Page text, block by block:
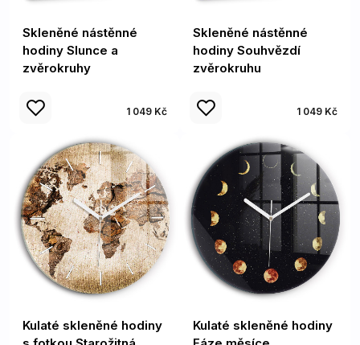
Skleněné nástěnné
hodiny Slunce a
zvěrokruhy
1 049 Kč
Skleněné nástěnné
hodiny Souhvězdí
zvěrokruhu
1 049 Kč
Kulaté skleněné hodiny
Kulaté skleněné hodiny